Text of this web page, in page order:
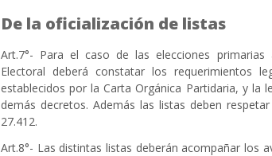
De la oficialización de listas
Art.7°- Para el caso de las elecciones
Electoral deberá constatar los requerimientos
establecidos por la Carta Orgánica Partidaria, y la
demás decretos. Además las listas deben
27.412.
Art.8°- Las distintas listas deberán acompañar los